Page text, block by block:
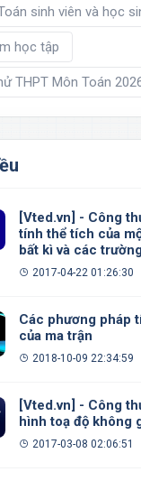
sinh viên và học
học tập
THPT Môn Toán
[Vted.vn] - Công
tính thể tích của
bất kì và các
2017-04-22 01:26:30
Các phương pháp
của ma trận
2018-10-09 22:34:59
[Vted.vn] - Công
hình toạ độ không
2017-03-08 02:06:51